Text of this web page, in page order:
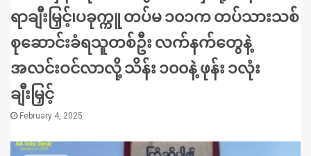
ရာချီးမြှင့်၊ပခုက္ကူ တပ်မ ၁၀၁က တပ်သားသစ်
စုဆောင်းခံရသူတစ်ဦး လက်နက်တွေနဲ့
အလင်းဝင်လာလို့ သိန်း ၁၀၀နဲ့ ဖုန်း ၁လုံး
ချီးမြှင့်
February 4, 2025